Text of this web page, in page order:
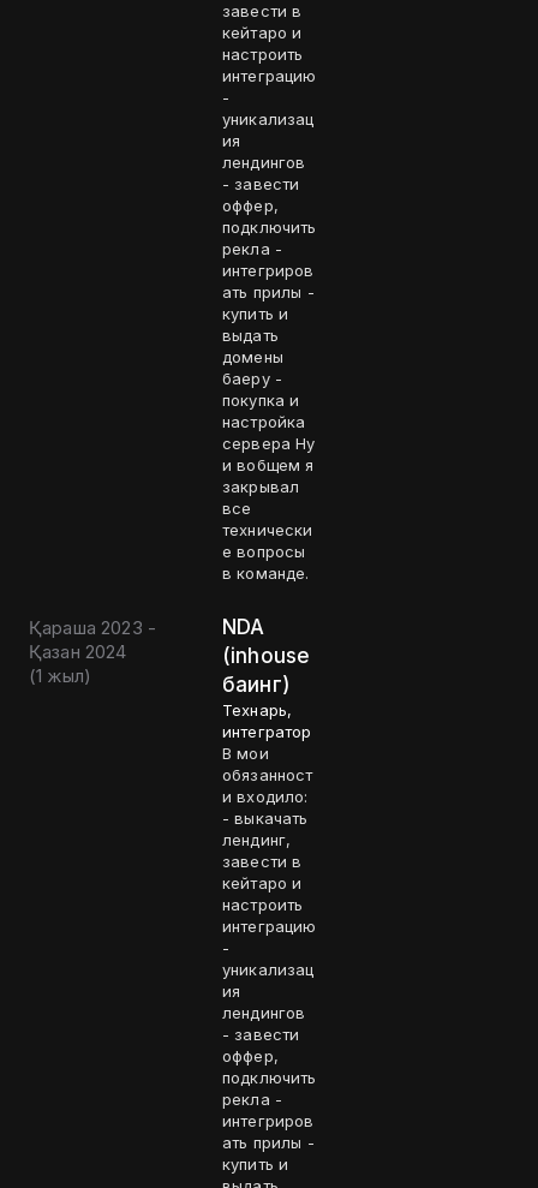
завести в
кейтаро и
настроить
интеграцию
-
уникализац
ия
лендингов
- завести
оффер,
подключить
рекла -
интегриров
ать прилы -
купить и
выдать
домены
баеру -
покупка и
настройка
сервера Ну
и вобщем я
закрывал
все
технически
е вопросы
в команде.
Қараша 2023 -
Қазан 2024
(1 жыл)
NDA
(inhouse
баинг)
Технарь,
интегратор
В мои
обязанност
и входило:
- выкачать
лендинг,
завести в
кейтаро и
настроить
интеграцию
-
уникализац
ия
лендингов
- завести
оффер,
подключить
рекла -
интегриров
ать прилы -
купить и